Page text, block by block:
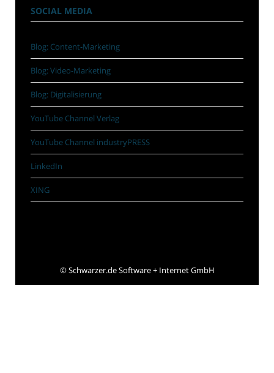
SOCIAL MEDIA
Blog: Content-Marketing
Blog: Video-Marketing
Blog: Digitalisierung
YouTube Channel Verlag
YouTube Channel industryPRESS
LinkedIn
XING
©Schwarzer.de Software + Internet GmbH